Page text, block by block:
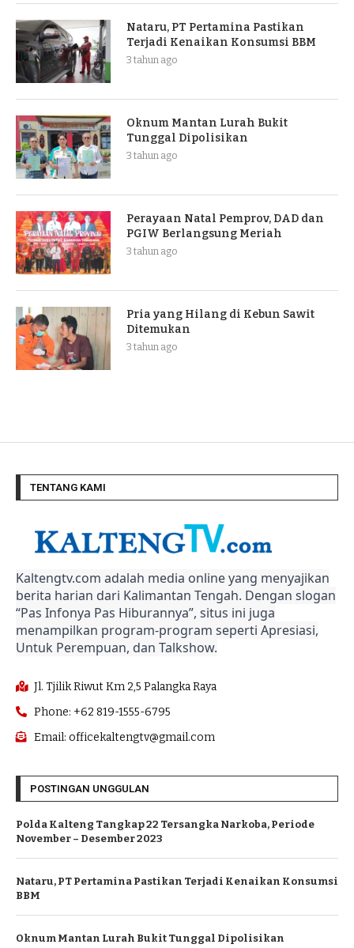
Nataru, PT Pertamina Pastikan
Terjadi Kenaikan Konsumsi BBM
3 tahun ago
Oknum Mantan Lurah Bukit
Tunggal Dipolisikan
3 tahun ago
Perayaan Natal Pemprov, DAD dan
PGIW Berlangsung Meriah
3 tahun ago
Pria yang Hilang di Kebun Sawit
Ditemukan
3 tahun ago
TENTANG KAMI
Kaltengtv.com adalah media online yang menyajikan
berita harian dari Kalimantan Tengah. Dengan slogan
“Pas Infonya Pas Hiburannya”, situs ini juga
menampilkan program-program seperti Apresiasi,
Untuk Perempuan, dan Talkshow.
Jl. Tjilik Riwut Km 2,5 Palangka Raya
Phone: +62 819-1555-6795
Email: officekaltengtv@gmail.com
POSTINGAN UNGGULAN
Polda Kalteng Tangkap 22 Tersangka Narkoba, Periode
November – Desember 2023
Nataru, PT Pertamina Pastikan Terjadi Kenaikan Konsumsi
BBM
Oknum Mantan Lurah Bukit Tunggal Dipolisikan